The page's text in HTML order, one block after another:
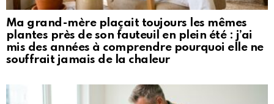
Ma grand-mère plaçait toujours les mêmes
plantes près de son fauteuil en plein été : j’ai
mis des années à comprendre pourquoi elle ne
souffrait jamais de la chaleur